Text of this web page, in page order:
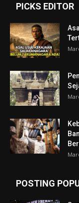
PICKS EDITOR
POSTING